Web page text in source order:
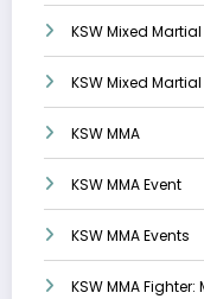
KSW Mixed
KSW Mixed
KSW MMA
KSW MMA Event
KSW MMA Events
KSW MMA